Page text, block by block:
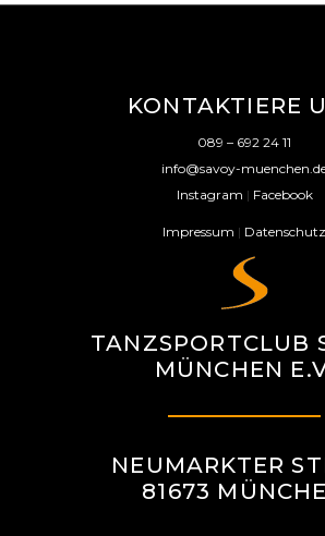
KONTAKTIERE
089 – 692 24 11
info@savoy-
Instagram | Facebook
Impressum | Datenschutz
TANZSPORTCLUB
MÜNCHEN
NEUMARKTER
81673